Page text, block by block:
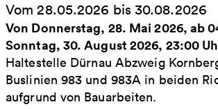
Vom 28.05.2026 bis 30.08.2026
Von Donnerstag, 28. Mai 2026, ab
Sonntag, 30. August 2026, 23:00
Haltestelle Dürnau Abzweig
Buslinien 983 und 983A in beiden
aufgrund von Bauarbeiten.